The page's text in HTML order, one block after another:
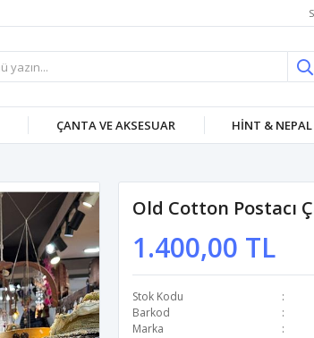
ÇANTA VE AKSESUAR HİNT & NEPAL
Old Cotton Postacı
1.400,00 TL
Stok Kodu
Barkod
Marka